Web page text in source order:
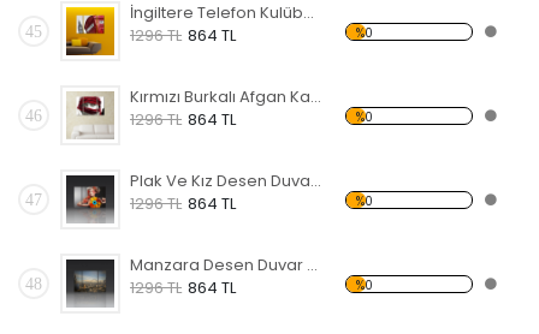
45
İngiltere Telefon Kulübesi Forex Tablo
1296 TL 864 TL %0
46
Kırmızı Burkalı Afgan Kadın Forex Tablo
1296 TL 864 TL %0
47
Plak Ve Kız Desen Duvar Panosu
1296 TL 864 TL %0
48
Manzara Desen Duvar Panosu
1296 TL 864 TL %0